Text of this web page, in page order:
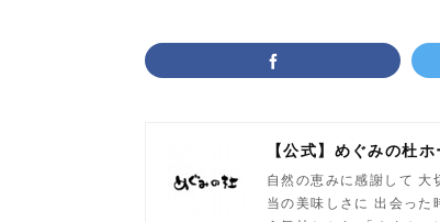
【公式】めぐみの杜
自然の恵みに感謝して
当の美味しさに 出会っ